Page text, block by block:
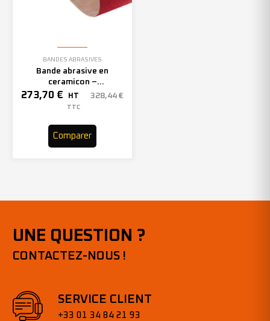
BANDES ABRASIVES
Bande abrasive en
ceramicon –
150mmx2000mm – Grain 40
– 305969 (x10)
273,70 € HT 328,44 €
TTC
Comparer
UNE QUESTION ?
CONTACTEZ-NOUS !
SERVICE CLIENT
+33 01 34 84 21 93